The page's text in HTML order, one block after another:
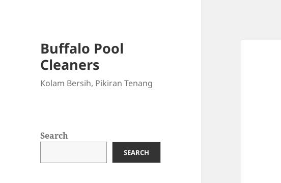
Buffalo Pool
Cleaners
Kolam Bersih, Pikiran Tenang
Search
SEARCH